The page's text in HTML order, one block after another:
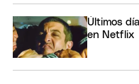
Últimos
en Netflix